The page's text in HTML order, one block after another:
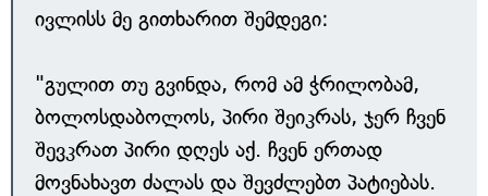
ივლისს მე გითხარით შემდეგი:
"გულით თუ გვინდა, რომ ამ ჭრილობამ,
ბოლოსდაბოლოს, პირი შეიკრას, ჯერ ჩვენ
შევკრათ პირი დღეს აქ. ჩვენ ერთად
მოვნახავთ ძალას და შევძლებთ პატიებას.